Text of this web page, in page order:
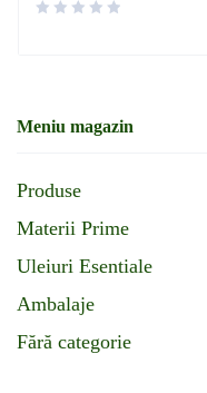
Meniu magazin
Produse
Materii Prime
Uleiuri Esentiale
Ambalaje
Fără categorie